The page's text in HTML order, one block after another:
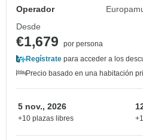
Operador
Desde
€1,679
por persona
Regístrate para acceder a los
Precio basado en una habitación
5 nov., 2026
+10 plazas libres